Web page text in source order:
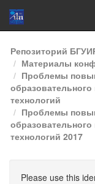
Skip
navigation
Репозиторий
Материалы
Проблемы
технологий
Проблемы
технологий 2017
Please use this